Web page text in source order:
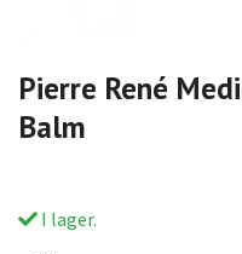
Pierre René
Balm
I lager.